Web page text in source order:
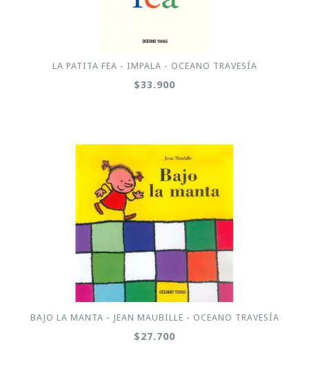
LA PATITA FEA - IMPALA - OCEANO TRAVESÍA
$33.900
BAJO LA MANTA - JEAN MAUBILLE - OCEANO TRAVESÍA
$27.700